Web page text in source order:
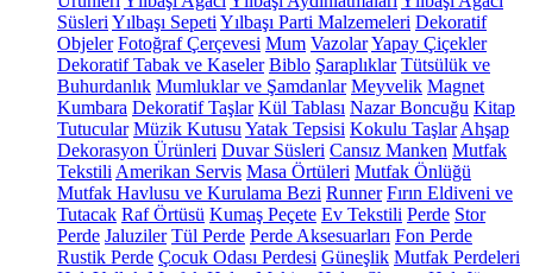
Süsleri Yılbaşı Sepeti Yılbaşı Parti Malzemeleri Dekoratif
Objeler Fotoğraf Çerçevesi Mum VazolarYapay Çiçekler
Dekoratif Tabak ve Kaseler Biblo Şaraplıklar Tütsülük ve
Buhurdanlık Mumluklar ve Şamdanlar Meyvelik Magnet
Kumbara Dekoratif Taşlar Kül Tablası Nazar Boncuğu Kitap
Tutucular Müzik Kutusu Yatak Tepsisi Kokulu Taşlar Ahşap
Dekorasyon Ürünleri Duvar Süsleri Cansız Manken Mutfak
Tekstili Amerikan Servis Masa Örtüleri Mutfak Önlüğü
Mutfak Havlusu ve Kurulama Bezi Runner Fırın Eldiveni ve
Tutacak Raf Örtüsü Kumaş Peçete Ev Tekstili Perde Stor
Perde Jaluziler Tül Perde Perde Aksesuarları Fon Perde
Rustik Perde Çocuk Odası Perdesi Güneşlik Mutfak Perdeleri